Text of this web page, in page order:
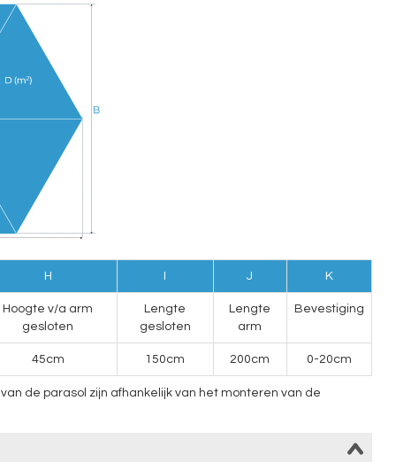
H J K
Hoogte v/a arm
gesloten
Lengte
gesloten
Lengte
arm
Bevestiging
45cm 150cm 200cm 0-20cm
de parasol zijn afhankelijk van het monteren van de